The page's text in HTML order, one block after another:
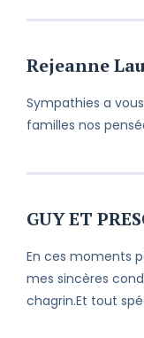
Rejeanne
Sympathies a
familles nos
GUY ET
En ces moments
mes sincères
chagrin.Et tout